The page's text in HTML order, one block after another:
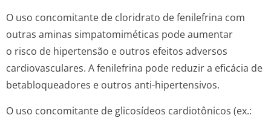
O uso concomitante de cloridrato de fenilefrina com
outras aminas simpatomiméticas pode aumentar
o risco de hipertensão e outros efeitos adversos
cardiovasculares. A fenilefrina pode reduzir a eficácia de
betabloqueadores e outros anti-hipertensivos.
O uso concomitante de glicosídeos cardiotônicos (ex.: